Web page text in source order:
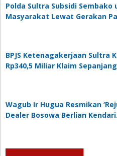
Polda Sultra Subsidi Sembako
Masyarakat Lewat Gerakan
BPJS Ketenagakerjaan Sultra
Rp340,5 Miliar Klaim
Wagub Ir Hugua Resmikan
Dealer Bosowa Berlian